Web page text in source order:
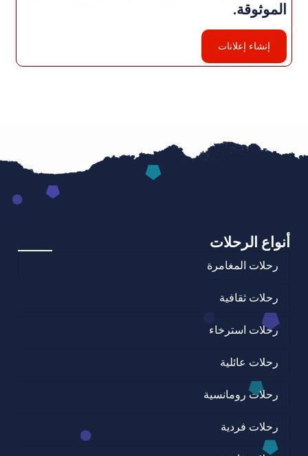
الموثوقة.
إنشاء إعلانات
أنواع الرحلات
رحلات المغامرة
رحلات ثقافية
رحلات استرخاء
رحلات عائلية
رحلات رومانسية
رحلات فردية